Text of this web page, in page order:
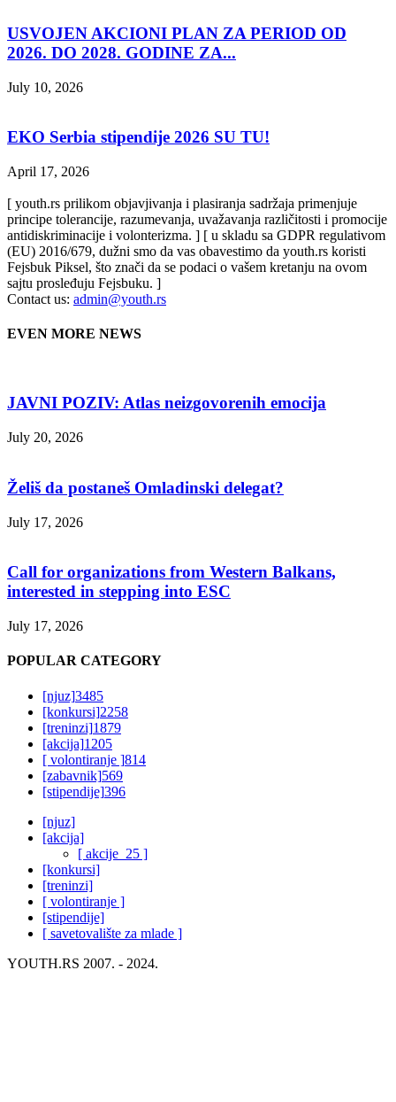
USVOJEN AKCIONI PLAN ZA PERIOD OD
2026. DO 2028. GODINE ZA...
July 10, 2026
EKO Serbia stipendije 2026 SU TU!
April 17, 2026
[ youth.rs prilikom objavjivanja i plasiranja sadržaja primenjuje
principe tolerancije, razumevanja, uvažavanja različitosti i promocije
antidiskriminacije i volonterizma. ] [ u skladu sa GDPR regulativom
(EU) 2016/679, dužni smo da vas obavestimo da youth.rs koristi
Fejsbuk Piksel, što znači da se podaci o vašem kretanju na ovom
sajtu prosleđuju Fejsbuku. ]
Contact us: admin@youth.rs
EVEN MORE NEWS
JAVNI POZIV: Atlas neizgovorenih emocija
July 20, 2026
Želiš da postaneš Omladinski delegat?
July 17, 2026
Call for organizations from Western Balkans,
interested in stepping into ESC
July 17, 2026
POPULAR CATEGORY
[njuz]3485
[konkursi]2258
[treninzi]1879
[akcija]1205
[ volontiranje ]814
[zabavnik]569
[stipendije]396
[njuz]
[akcija]
[ akcije_25 ]
[konkursi]
[treninzi]
[ volontiranje ]
[stipendije]
[ savetovalište za mlade ]
YOUTH.RS 2007. - 2024.